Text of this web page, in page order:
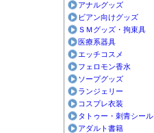
アナルグッズ
ビアン向けグッズ
ＳＭグッズ・拘束具
医療系器具
エッチコスメ
フェロモン香水
ソープグッズ
ランジェリー
コスプレ衣装
タトゥー・刺青シール
アダルト書籍